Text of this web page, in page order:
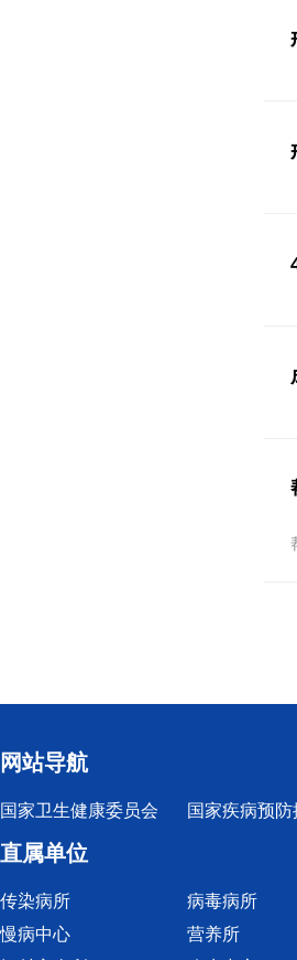
网站导航
国家卫生健康委员会 国家疾病预防
直属单位
传染病所 病毒病所
慢病中心
营养所